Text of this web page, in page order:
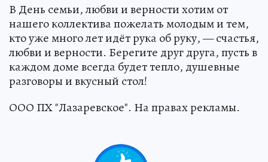
В День семьи, любви и верности хотим от
нашего коллектива пожелать молодым и тем,
кто уже много лет идёт рука об руку, — счастья,
любви и верности. Берегите друг друга, пусть в
каждом доме всегда будет тепло, душевные
разговоры и вкусный стол!
ООО ПХ "Лазаревское". На правах рекламы.